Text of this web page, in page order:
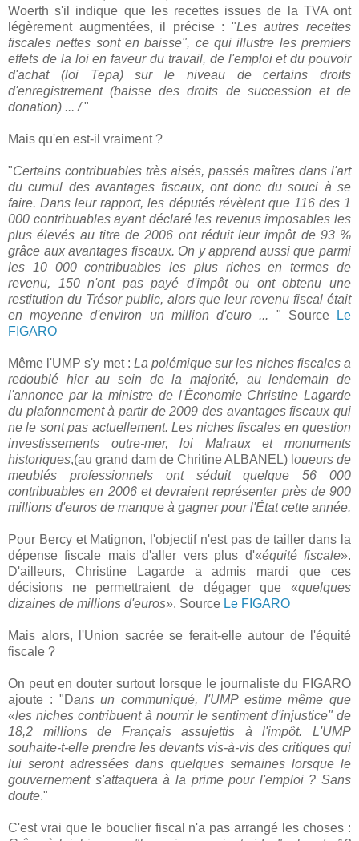
Woerth s'il indique que les recettes issues de la TVA ont
légèrement augmentées, il précise : "Les autres recettes
fiscales nettes sont en baisse", ce qui illustre les premiers
effets de la loi en faveur du travail, de l'emploi et du pouvoir
d'achat (loi Tepa) sur le niveau de certains droits
d'enregistrement (baisse des droits de succession et de
donation) ... /"
Mais qu'en est-il vraiment ?
"Certains contribuables très aisés, passés maîtres dans l'art
du cumul des avantages fiscaux, ont donc du souci à se
faire. Dans leur rapport, les députés révèlent que 116 des 1
000 contribuables ayant déclaré les revenus imposables les
plus élevés au titre de 2006 ont réduit leur impôt de 93 %
grâce aux avantages fiscaux. On y apprend aussi que parmi
les 10 000 contribuables les plus riches en termes de
revenu, 150 n'ont pas payé d'impôt ou ont obtenu une
restitution du Trésor public, alors que leur revenu fiscal était
en moyenne d'environ un million d'euro ... " Source
Le
FIGARO
Même l'UMP s'y met : La polémique sur les niches fiscales a
redoublé hier au sein de la majorité, au lendemain de
l'annonce par la ministre de l'Économie Christine Lagarde
du plafonnement à partir de 2009 des avantages fiscaux qui
ne le sont pas actuellement. Les niches fiscales en question
investissements outre-mer, loi Malraux et monuments
historiques,(au grand dam de Chritine ALBANEL) l oueurs de
meublés professionnels ont séduit quelque 56 000
contribuables en 2006 et devraient représenter près de 900
millions d'euros de manque à gagner pour l'État cette année.
Pour Bercy et Matignon, l'objectif n'est pas de tailler dans la
dépense fiscale mais d'aller vers plus d'«équité fiscale».
D'ailleurs, Christine Lagarde a admis mardi que ces
décisions ne permettraient de dégager que «quelques
dizaines de millions d'euros». Source Le FIGARO
Mais alors, l'Union sacrée se ferait-elle autour de l'équité
fiscale ?
On peut en douter surtout lorsque le journaliste du FIGARO
ajoute : "Dans un communiqué, l'UMP estime même que
«les niches contribuent à nourrir le sentiment d'injustice" de
18,2 millions de Français assujettis à l'impôt. L'UMP
souhaite-t-elle prendre les devants vis-à-vis des critiques qui
lui seront adressées dans quelques semaines lorsque le
gouvernement s'attaquera à la prime pour l'emploi ? Sans
doute."
C'est vrai que le bouclier fiscal n'a pas arrangé les choses :